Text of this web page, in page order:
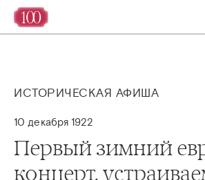
ИСТОРИЧЕСКАЯ АФИША
10 декабря 1922
Первый зимний
концерт,